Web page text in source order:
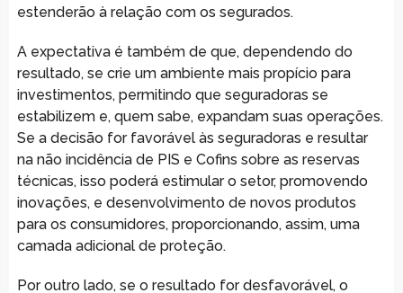
estenderão à relação com os segurados.
A expectativa é também de que, dependendo do
resultado, se crie um ambiente mais propício para
investimentos, permitindo que seguradoras se
estabilizem e, quem sabe, expandam suas operações.
Se a decisão for favorável às seguradoras e resultar
na não incidência de PIS e Cofins sobre as reservas
técnicas, isso poderá estimular o setor, promovendo
inovações, e desenvolvimento de novos produtos
para os consumidores, proporcionando, assim, uma
camada adicional de proteção.
Por outro lado, se o resultado for desfavorável, o